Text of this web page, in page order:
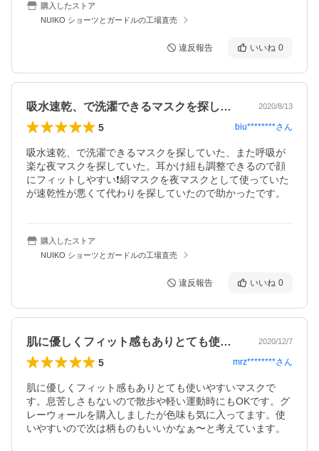
購入したストア
NUIKO ショーツとガードルの工場直売
違反報告 いいね 0
吸水速乾、で洗濯できるマスクを探してい… 2020/8/13
5 biu********さん
吸水速乾、で洗濯できるマスクを探していた、また呼吸が
楽な夜マスクを探していた。耳かけ紐も調整できるので顔
にフィットしやすい❗絹マスクを夜マスクとして使っていた
が速乾性が悪くて代わりを探していたので助かったです。
購入したストア
NUIKO ショーツとガードルの工場直売
違反報告 いいね 0
肌に優しくフィット感もありとても使いや… 2020/12/7
5 mrz********さん
肌に優しくフィット感もありとても使いやすいマスクで
す。息苦しさもないので散歩や軽い運動時にもOKです。グ
レーウォールを購入しましたが色味も気に入ってます。使
いやすいので次は柄ものもいいかなぁ〜と考えています。